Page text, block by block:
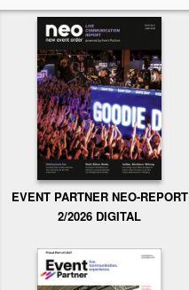
EVENT PARTNER NEO-REPORT
2/2026 DIGITAL